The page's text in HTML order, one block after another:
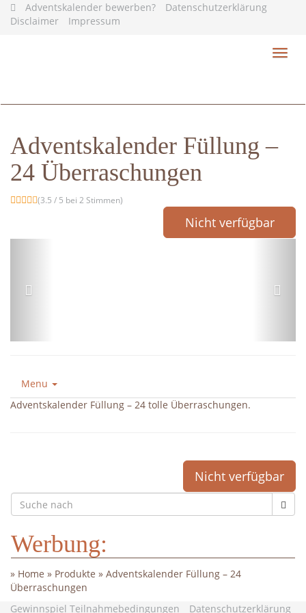
Skip
Adventskalender bewerben?
Datenschutzerklärung
Disclaimer
Impressum
Adventskalender Füllung –
24 Überraschungen
(3.5 / 5 bei 2 Stimmen)
Nicht verfügbar
Menu
Adventskalender Füllung – 24 tolle Überraschungen.
Nicht verfügbar
Werbung:
» Home » Produkte » Adventskalender Füllung – 24
Überraschungen
Gewinnspiel Teilnahmebedingungen
Datenschutzerklärung